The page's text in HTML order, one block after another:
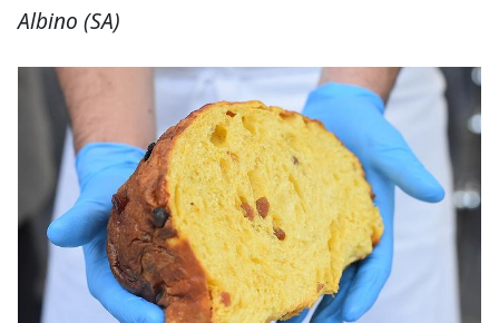
Albino (SA)